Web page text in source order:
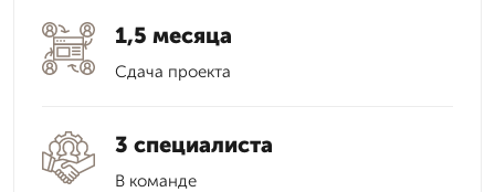
1,5 месяца
Сдача проекта
3 специалиста
В команде